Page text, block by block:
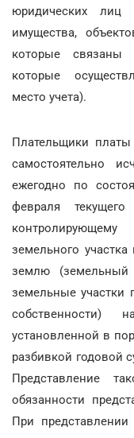
юридических
имущества,
которые связаны
которые
место учета).
Плательщики
самостоятельно
ежегодно по
февраля
земельного
землю (земельный
земельные участки
установленной в
разбивкой
Представление
обязанности
При